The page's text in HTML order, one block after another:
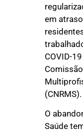
em
COVID-
(CNRMS).
O
Saúde